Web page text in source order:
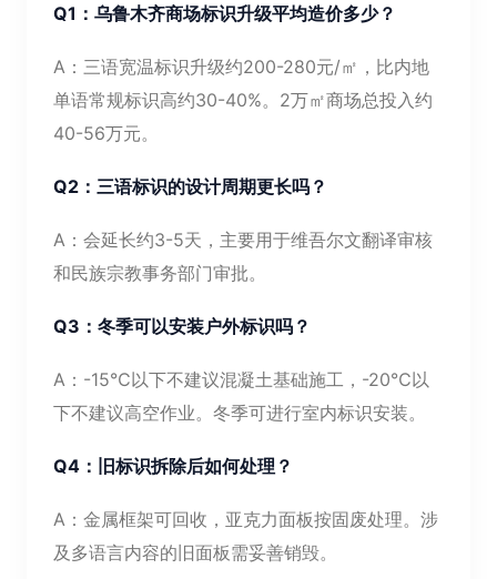
Q1：乌鲁木齐商场标识升级平均造价多少？
A：三语宽温标识升级约200-280元/㎡，比内地
单语常规标识高约30-40%。2万㎡商场总投入约
40-56万元。
Q2：三语标识的设计周期更长吗？
A：会延长约3-5天，主要用于维吾尔文翻译审核
和民族宗教事务部门审批。
Q3：冬季可以安装户外标识吗？
A：-15℃以下不建议混凝土基础施工，-20℃以
下不建议高空作业。冬季可进行室内标识安装。
Q4：旧标识拆除后如何处理？
A：金属框架可回收，亚克力面板按固废处理。涉
及多语言内容的旧面板需妥善销毁。